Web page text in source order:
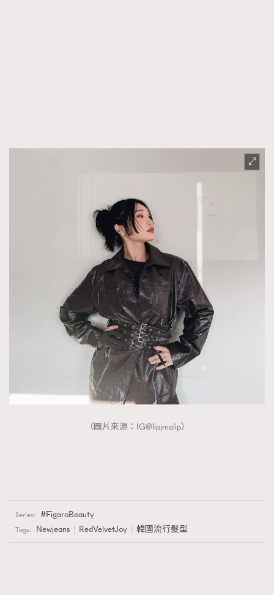
（圖片來源：IG@lipjmolip）
Series: FigaroBeauty
Tags: Newjeans RedVelvetJoy 韓國流行髮型